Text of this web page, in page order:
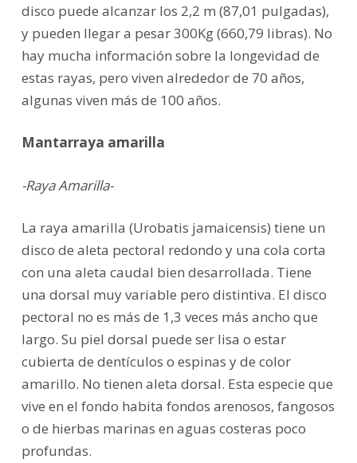
disco puede alcanzar los 2,2 m (87,01 pulgadas),
y pueden llegar a pesar 300Kg (660,79 libras). No
hay mucha información sobre la longevidad de
estas rayas, pero viven alrededor de 70 años,
algunas viven más de 100 años.
Mantarraya amarilla
-Raya Amarilla-
La raya amarilla (Urobatis jamaicensis) tiene un
disco de aleta pectoral redondo y una cola corta
con una aleta caudal bien desarrollada. Tiene
una dorsal muy variable pero distintiva. El disco
pectoral no es más de 1,3 veces más ancho que
largo. Su piel dorsal puede ser lisa o estar
cubierta de dentículos o espinas y de color
amarillo. No tienen aleta dorsal. Esta especie que
vive en el fondo habita fondos arenosos, fangosos
o de hierbas marinas en aguas costeras poco
profundas.